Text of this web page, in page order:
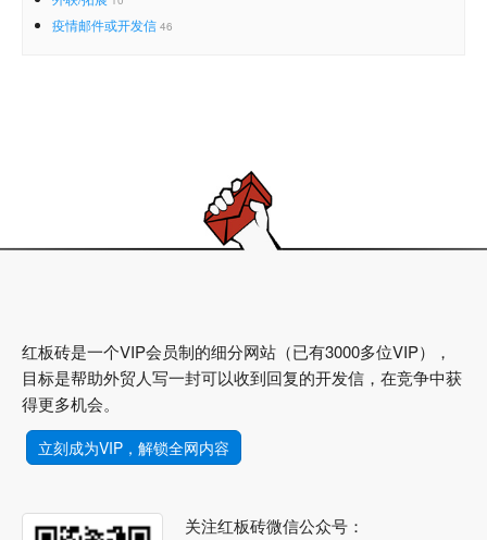
疫情邮件或开发信 46
红板砖是一个VIP会员制的细分网站（已有3000多位VIP），
目标是帮助外贸人写一封可以收到回复的开发信，在竞争中获
得更多机会。
立刻成为VIP，解锁全网内容
关注红板砖微信公众号：